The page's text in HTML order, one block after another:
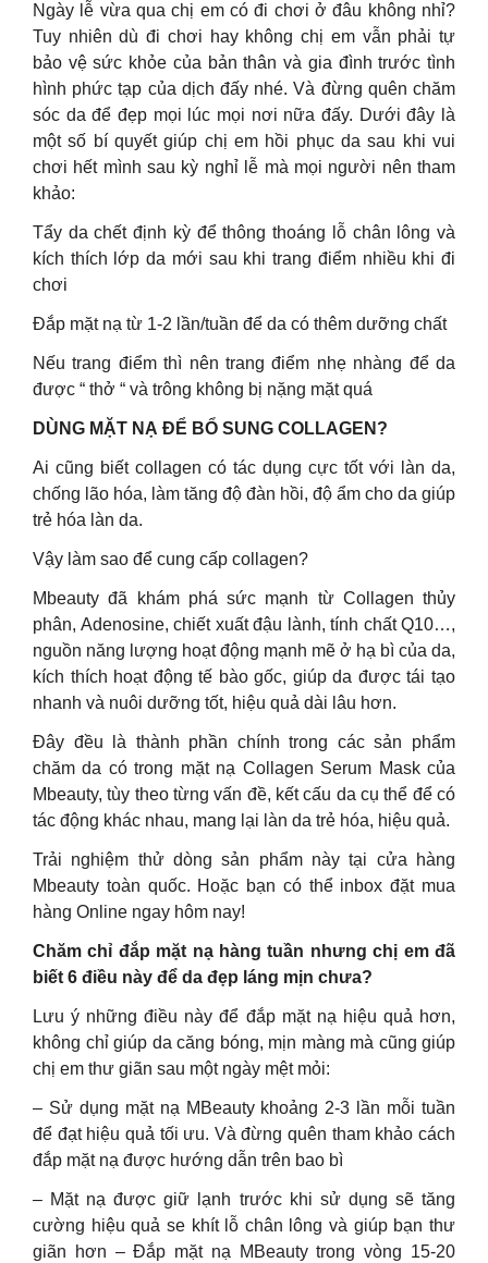
Ngày lễ vừa qua chị em có đi chơi ở đâu không nhỉ?
Tuy nhiên dù đi chơi hay không chị em vẫn phải tự
bảo vệ sức khỏe của bản thân và gia đình trước tình
hình phức tạp của dịch đấy nhé. Và đừng quên chăm
sóc da để đẹp mọi lúc mọi nơi nữa đấy. Dưới đây là
một số bí quyết giúp chị em hồi phục da sau khi vui
chơi hết mình sau kỳ nghỉ lễ mà mọi người nên tham
khảo:
Tẩy da chết định kỳ để thông thoáng lỗ chân lông và
kích thích lớp da mới sau khi trang điểm nhiều khi đi
chơi
Đắp mặt nạ từ 1-2 lần/tuần để da có thêm dưỡng chất
Nếu trang điểm thì nên trang điểm nhẹ nhàng để da
được “ thở “ và trông không bị nặng mặt quá
DÙNG MẶT NẠ ĐỂ BỔ SUNG COLLAGEN?
Ai cũng biết collagen có tác dụng cực tốt với làn da,
chống lão hóa, làm tăng độ đàn hồi, độ ẩm cho da giúp
trẻ hóa làn da.
Vậy làm sao để cung cấp collagen?
Mbeauty đã khám phá sức mạnh từ Collagen thủy
phân, Adenosine, chiết xuất đậu lành, tính chất Q10…,
nguồn năng lượng hoạt động mạnh mẽ ở hạ bì của da,
kích thích hoạt động tế bào gốc, giúp da được tái tạo
nhanh và nuôi dưỡng tốt, hiệu quả dài lâu hơn.
Đây đều là thành phần chính trong các sản phẩm
chăm da có trong mặt nạ Collagen Serum Mask của
Mbeauty, tùy theo từng vấn đề, kết cấu da cụ thể để có
tác động khác nhau, mang lại làn da trẻ hóa, hiệu quả.
Trải nghiệm thử dòng sản phẩm này tại cửa hàng
Mbeauty toàn quốc. Hoặc bạn có thể inbox đặt mua
hàng Online ngay hôm nay!
Chăm chỉ đắp mặt nạ hàng tuần nhưng chị em đã
biết 6 điều này để da đẹp láng mịn chưa?
Lưu ý những điều này để đắp mặt nạ hiệu quả hơn,
không chỉ giúp da căng bóng, mịn màng mà cũng giúp
chị em thư giãn sau một ngày mệt mỏi:
– Sử dụng mặt nạ MBeauty khoảng 2-3 lần mỗi tuần
để đạt hiệu quả tối ưu. Và đừng quên tham khảo cách
đắp mặt nạ được hướng dẫn trên bao bì
– Mặt nạ được giữ lạnh trước khi sử dụng sẽ tăng
cường hiệu quả se khít lỗ chân lông và giúp bạn thư
giãn hơn – Đắp mặt nạ MBeauty trong vòng 15-20